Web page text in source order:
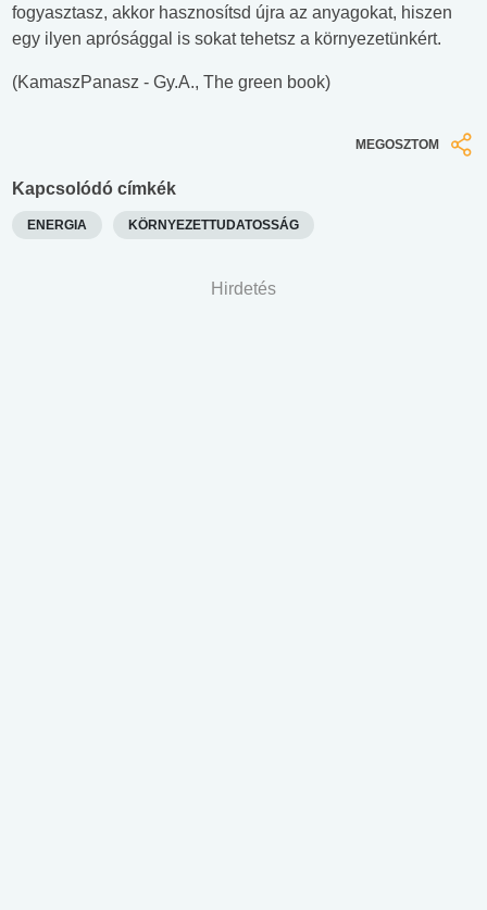
fogyasztasz, akkor hasznosítsd újra az anyagokat, hiszen
egy ilyen aprósággal is sokat tehetsz a környezetünkért.
(KamaszPanasz - Gy.A., The green book)
MEGOSZTOM
Kapcsolódó címkék
ENERGIA KÖRNYEZETTUDATOSSÁG
Hirdetés